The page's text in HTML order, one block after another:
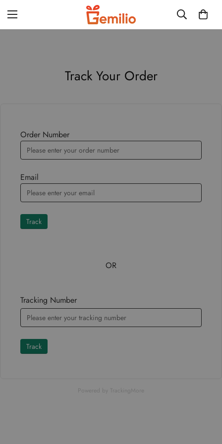
Track Your Order
Order Number
Email
Track
OR
Tracking Number
Track
Powered by TrackingMore